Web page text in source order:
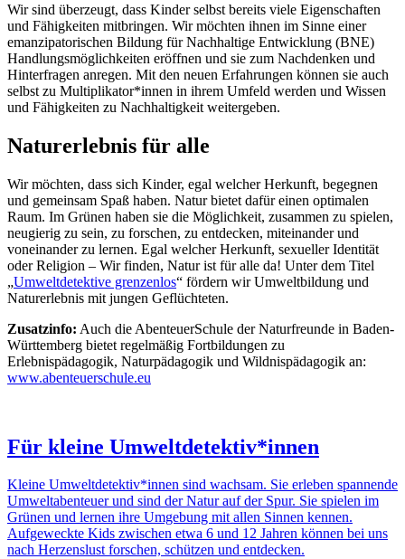
Wir sind überzeugt, dass Kinder selbst bereits viele Eigenschaften
und Fähigkeiten mitbringen. Wir möchten ihnen im Sinne einer
emanzipatorischen Bildung für Nachhaltige Entwicklung (BNE)
Handlungsmöglichkeiten eröffnen und sie zum Nachdenken und
Hinterfragen anregen. Mit den neuen Erfahrungen können sie auch
selbst zu Multiplikator*innen in ihrem Umfeld werden und Wissen
und Fähigkeiten zu Nachhaltigkeit weitergeben.
Naturerlebnis für alle
Wir möchten, dass sich Kinder, egal welcher Herkunft, begegnen
und gemeinsam Spaß haben. Natur bietet dafür einen optimalen
Raum. Im Grünen haben sie die Möglichkeit, zusammen zu spielen,
neugierig zu sein, zu forschen, zu entdecken, miteinander und
voneinander zu lernen. Egal welcher Herkunft, sexueller Identität
oder Religion – Wir finden, Natur ist für alle da! Unter dem Titel
„Umweltdetektive grenzenlos“ fördern wir Umweltbildung und
Naturerlebnis mit jungen Geflüchteten.
Zusatzinfo: Auch die AbenteuerSchule der Naturfreunde in Baden-
Württemberg bietet regelmäßig Fortbildungen zu
Erlebnispädagogik, Naturpädagogik und Wildnispädagogik an:
www.abenteuerschule.eu
Für kleine Umweltdetektiv*innen
Kleine Umweltdetektiv*innen sind wachsam. Sie erleben spannende
Umweltabenteuer und sind der Natur auf der Spur. Sie spielen im
Grünen und lernen ihre Umgebung mit allen Sinnen kennen.
Aufgeweckte Kids zwischen etwa 6 und 12 Jahren können bei uns
nach Herzenslust forschen, schützen und entdecken.